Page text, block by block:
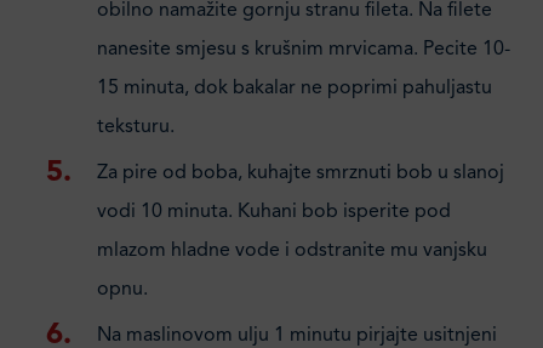
obilno namažite gornju stranu fileta. Na filete
nanesite smjesu s krušnim mrvicama. Pecite 10-
15 minuta, dok bakalar ne poprimi pahuljastu
teksturu.
Za pire od boba, kuhajte smrznuti bob u slanoj
vodi 10 minuta. Kuhani bob isperite pod
mlazom hladne vode i odstranite mu vanjsku
opnu.
Na maslinovom ulju 1 minutu pirjajte usitnjeni